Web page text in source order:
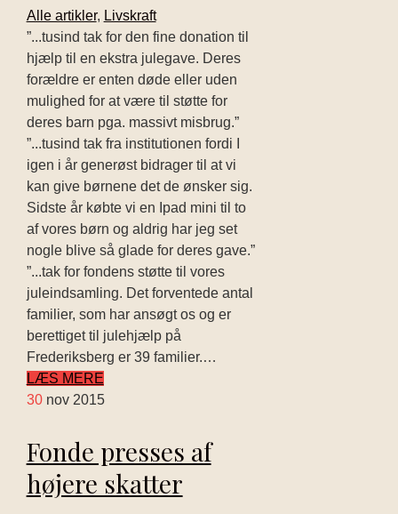
Alle artikler, Livskraft
”...tusind tak for den fine donation til
hjælp til en ekstra julegave. Deres
forældre er enten døde eller uden
mulighed for at være til støtte for
deres barn pga. massivt misbrug.”
”...tusind tak fra institutionen fordi I
igen i år generøst bidrager til at vi
kan give børnene det de ønsker sig.
Sidste år købte vi en Ipad mini til to
af vores børn og aldrig har jeg set
nogle blive så glade for deres gave.”
”...tak for fondens støtte til vores
juleindsamling. Det forventede antal
familier, som har ansøgt os og er
berettiget til julehjælp på
Frederiksberg er 39 familier.…
LÆS MERE
30 nov 2015
Fonde presses af
højere skatter